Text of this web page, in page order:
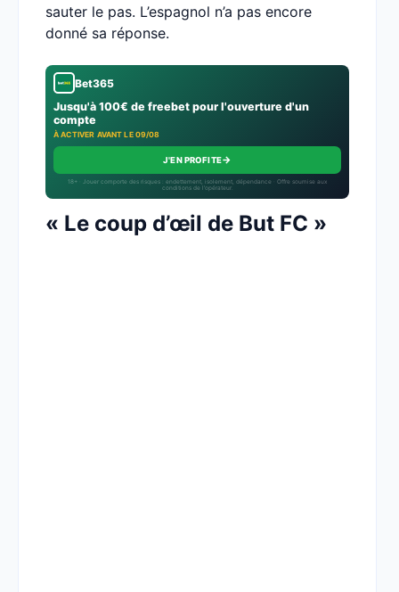
sauter le pas. L’espagnol n’a pas encore
donné sa réponse.
Bet365
Jusqu'à 100€ de freebet pour l'ouverture d'un
compte
À ACTIVER AVANT LE 09/08
J'EN PROFITE→
18+ · Jouer comporte des risques : endettement, isolement, dépendance · Offre soumise aux
conditions de l’opérateur.
« Le coup d’œil de But FC »